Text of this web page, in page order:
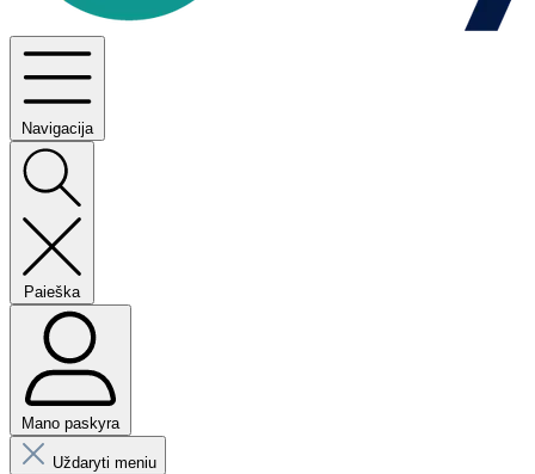
Navigacija
Paieška
Mano paskyra
Uždaryti meniu